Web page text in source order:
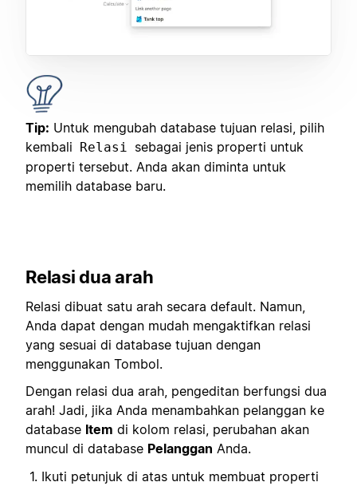
Tip: Untuk mengubah database tujuan relasi, pilih
kembali
Relasi sebagai jenis properti untuk
properti tersebut. Anda akan diminta untuk
memilih database baru.
Relasi dua arah
Relasi dibuat satu arah secara default. Namun,
Anda dapat dengan mudah mengaktifkan relasi
yang sesuai di database tujuan dengan
menggunakan Tombol.
Dengan relasi dua arah, pengeditan berfungsi dua
arah! Jadi, jika Anda menambahkan pelanggan ke
database Item di kolom relasi, perubahan akan
muncul di database Pelanggan Anda.
Ikuti petunjuk di atas untuk membuat properti